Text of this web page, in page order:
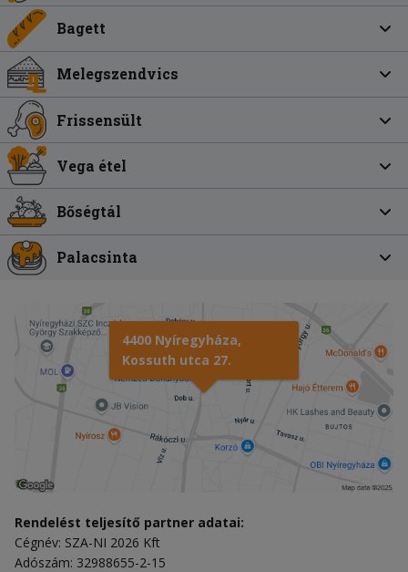
Bagett
Melegszendvics
Frissensült
Vega étel
Bőségtál
Palacsinta
4400 Nyíregyháza,
Kossuth utca 27.
Rendelést teljesítő partner adatai:
Cégnév: SZA-NI 2026 Kft
Adószám: 32988655-2-15